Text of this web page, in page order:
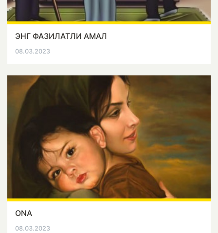
ЭНГ ФАЗИЛАТЛИ АМАЛ
08.03.2023
ONA
08.03.2023